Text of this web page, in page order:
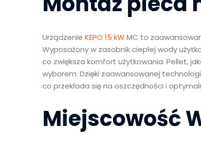
Urządzenie KEPO 15 kWMC to
Wyposażony w zasobnik ciepłej wody
co zwiększa komfort użytkowania. Pellet,
wyborem. Dzięki zaawansowanej
co przekłada się na oszczędności i
Miejscowość